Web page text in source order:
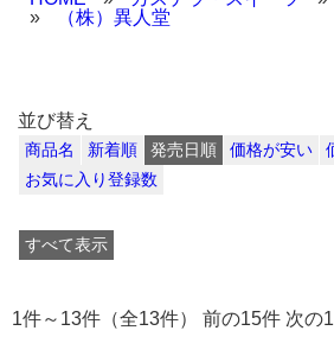
»
（株）異人堂
並び替え
商品名 新着順 発売日順 価格が安い
お気に入り登録数
すべて表示
1件～13件（全13件） 前の